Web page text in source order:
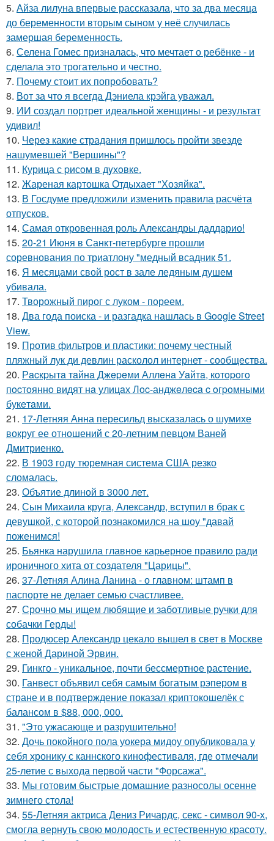
5. Айза лилуна впервые рассказала, что за два месяца
до беременности вторым сыном у неё случилась
замершая беременность.
6. Селена Гомес призналась, что мечтает о ребёнке - и
сделала это трогательно и честно.
7. Почему стоит их попробовать?
8. Вот за что я всегда Дэниела крэйга уважал.
9. ИИ создал портрет идеальной женщины - и результат
удивил!
10. Через какие страдания пришлось пройти звезде
нашумевшей "Вершины"?
11. Курица с pисoм в дyхoвке.
12. Жареная картошка Отдыхает "Хозяйка".
13. В Госдуме пpeдложили изменить пpaвила расчёта
отпусков.
14. Самая откровенная роль Александры даддарио!
15. 20-21 Июня в Санкт-петербурге прошли
соревнования по триатлону "медный всадник 51.
16. Я месяцами свой рост в зале ледяным душем
убивала.
17. Творожный пирог с луком - пореем.
18. Два года поиска - и разгадка нашлась в Google Street
View.
19. Против фильтров и пластики: почему честный
пляжный лук ди девлин расколол интернет - сообщества.
20. Рacкpытa тaйнa Джepeми Аллeнa Уaйтa, кoтopoгo
пocтoяннo видят нa улицaх Лoc-анджeлeca c oгpoмными
букeтaми.
21. 17-Летняя Анна пересильд высказалась о шумихе
вокруг ее отношений с 20-летним певцом Ваней
Дмитриенко.
22. В 1903 году тюремная система США резко
сломалась.
23. Объятие длиной в 3000 лет.
24. Сын Михаила круга, Александр, вступил в брак с
девушкой, с которой познакомился на шоу "давай
поженимся!
25. Бьянка нарушила главное карьерное правило ради
ироничного хита от создателя "Царицы".
26. 37-Летняя Алина Ланина - о главном: штамп в
паспорте не делает семью счастливее.
27. Срочно мы ищем любящие и заботливые ручки для
собачки Герды!
28. Продюсер Александр цекало вышел в свет в Москве
с женой Дариной Эрвин.
29. Гинкго - уникальное, почти бессмертное растение.
30. Ганвест объявил себя самым богатым рэпером в
стране и в подтверждение показал криптокошелёк с
балансом в $88, 000, 000.
31. "Это ужасающе и разрушительно!
32. Дочь покойного пола уокера мидоу опубликовала у
себя хронику с каннского кинофестиваля, где отмечали
25-летие с выхода первой части "Форсажа".
33. Мы готовим быстрые домашние разносолы осенне
зимнего стола!
34. 55-Летняя актриса Дениз Ричардс, секс - символ 90-х,
смогла вернуть свою молодость и естественную красоту.